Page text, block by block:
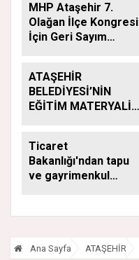
MHP Ataşehir 7.
Olağan İlçe Kongresi
İçin Geri Sayım
ATAŞEHİR
BELEDİYESİ’NİN
EĞİTİM MATERYALİ
SÜRÜYOR
Ticaret
Bakanlığı'ndan tapu
ve gayrimenkul
yapamayacak
Ana Sayfa ATAŞEHİR